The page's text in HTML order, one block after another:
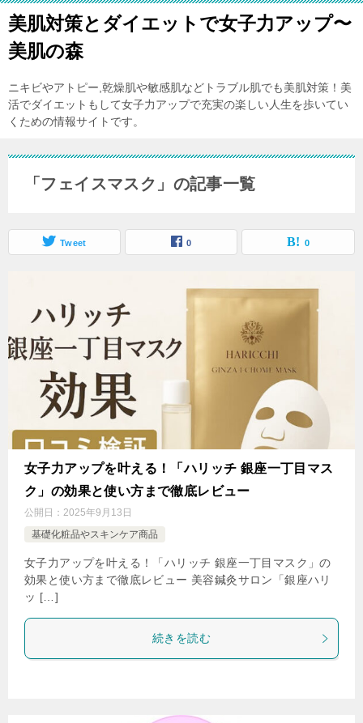
美肌対策とダイエットで女子力アップ〜
美肌の森
ニキビやアトピー,乾燥肌や敏感肌などトラブル肌でも美肌対策！美
活でダイエットもして女子力アップで充実の楽しい人生を歩いてい
くための情報サイトです。
「フェイスマスク」の記事一覧
Tweet 0 0
女子力アップを叶える！「ハリッチ 銀座一丁目マス
ク」の効果と使い方まで徹底レビュー
公開日： 2025年9月13日
基礎化粧品やスキンケア商品
女子力アップを叶える！「ハリッチ 銀座一丁目マスク」の
効果と使い方まで徹底レビュー 美容鍼灸サロン「銀座ハリ
ッ […]
続きを読む